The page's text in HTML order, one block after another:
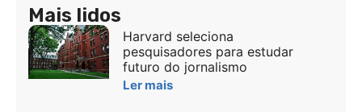
Mais lidos
Harvard seleciona
pesquisadores para estudar
futuro do jornalismo
Ler mais